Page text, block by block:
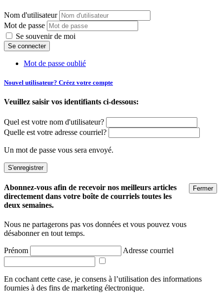
Nom d'utilisateur
Mot de passe
Se souvenir de moi
Mot de passe oublié
Nouvel utilisateur? Créez votre compte
Veuillez saisir vos identifiants ci-dessous:
Quel est votre nom d'utilisateur?
Quelle est votre adresse courriel?
Un mot de passe vous sera envoyé.
Fermer
Abonnez-vous afin de recevoir nos meilleurs articles
directement dans votre boîte de courriels toutes les
deux semaines.
Nous ne partagerons pas vos données et vous pouvez vous
désabonner en tout temps.
Prénom Adresse courriel
En cochant cette case, je consens à l’utilisation des informations
fournies à des fins de marketing électronique.